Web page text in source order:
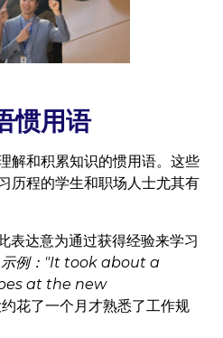
惯用语
解和积累知识的惯用语。这些
历程的学生和职场人士尤其有
表达意为通过获得经验来学习
示例："It took about a
at the new
花了一个月才熟悉了工作规